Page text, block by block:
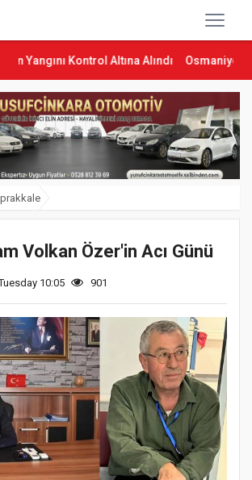
Kontrol Altına Alındı Osmaniye’de Tren
Volkan Özer'in Acı Günü
10:05 901